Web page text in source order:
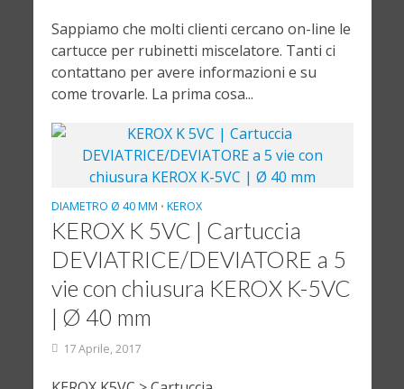
Sappiamo che molti clienti cercano on-line le
cartucce per rubinetti miscelatore. Tanti ci
contattano per avere informazioni e su
come trovarle. La prima cosa...
DIAMETRO Ø 40 MM • KEROX
KEROX K 5VC | Cartuccia
DEVIATRICE/DEVIATORE a 5
vie con chiusura KEROX K-5VC
| Ø 40 mm
17 Aprile, 2017